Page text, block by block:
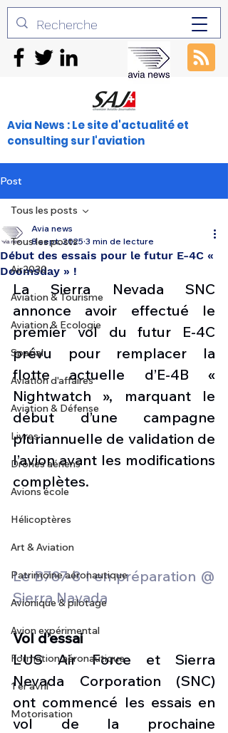
Avia News : Le site d'actualité et
consulting sur l'aviation
Post
Tous les posts
Air2030
Aviation & Tourisme
Aviation & Ecologie
Spatial
Aviation d'affaires
Aviation & Défense
Livres
Drones aériens
Avions école
Hélicoptères
Art & Aviation
Patrimoine aéronautique
Avionique & pilotage
Avion expérimental
Formation aéronautique
1 er avril
Motorisation
Tous les posts
Début des essais pour le futur E-4C «
Doomsday » !
Avia news
8 sept. 2025 3 min de lecture
La Sierra Nevada SNC
annonce avoir effectué le
premier vol du futur E-4C
prévu pour remplacer la
flotte actuelle d’E-4B «
Nightwatch », marquant le
début d’une campagne
pluriannuelle de validation de
l’avion avant les modifications
complètes.
Le B787-8 I en préparation @
Sierra Navada
Vol d’essai
L’US Air Force et Sierra
Nevada Corporation (SNC)
ont commencé les essais en
vol de la prochaine